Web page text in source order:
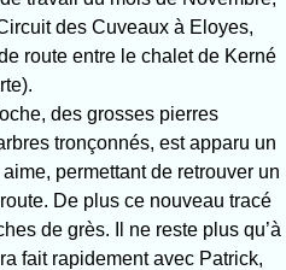
des Cuveaux à Eloyes,
route entre le chalet de Kerné
des grosses pierres
tronçonnés, est apparu un
permettant de retrouver un
De plus ce nouveau tracé
de grès. Il ne reste plus qu’à
fait rapidement avec Patrick,